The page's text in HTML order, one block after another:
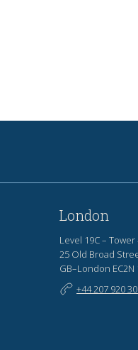
London
Level 19C – Tower
25 Old Broad
GB–London EC2N
+44 207 920